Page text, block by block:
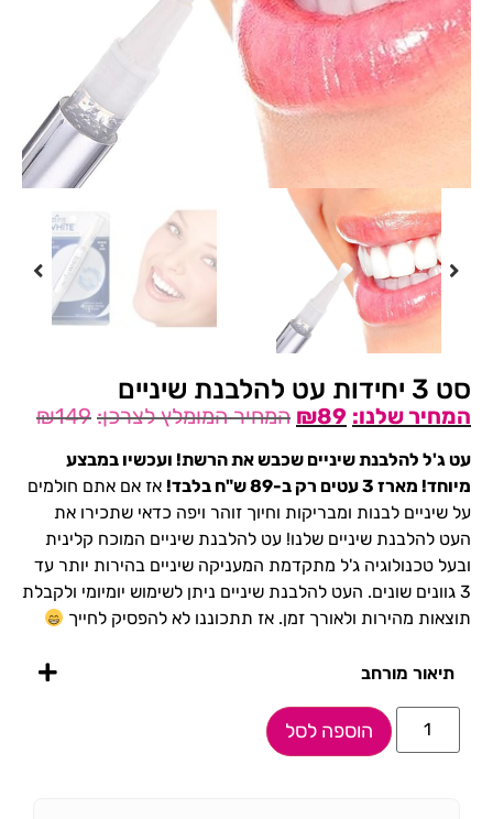
סט 3 יחידות עט להלבנת שיניים
₪149 ₪89
עט ג'ל להלבנת שיניים שכבש את הרשת! ועכשיו במבצע
מיוחד! מארז 3 עטים רק ב-89 ש"ח בלבד!
אז אם אתם חולמים
על שיניים לבנות ומבריקות וחיוך זוהר ויפה כדאי שתכירו את
העט להלבנת שיניים שלנו! עט להלבנת שיניים המוכח קלינית
ובעל טכנולוגיה ג'ל מתקדמת המעניקה שיניים בהירות יותר עד
3 גוונים שונים.
העט להלבנת שיניים ניתן לשימוש יומיומי ולקבלת
תוצאות מהירות ולאורך זמן. אז תתכוננו לא להפסיק לחייך
תיאור מורחב
הוספה לסל